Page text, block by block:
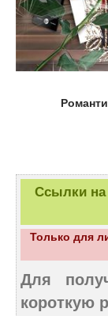
Ссылки на
Только для
Для
короткую